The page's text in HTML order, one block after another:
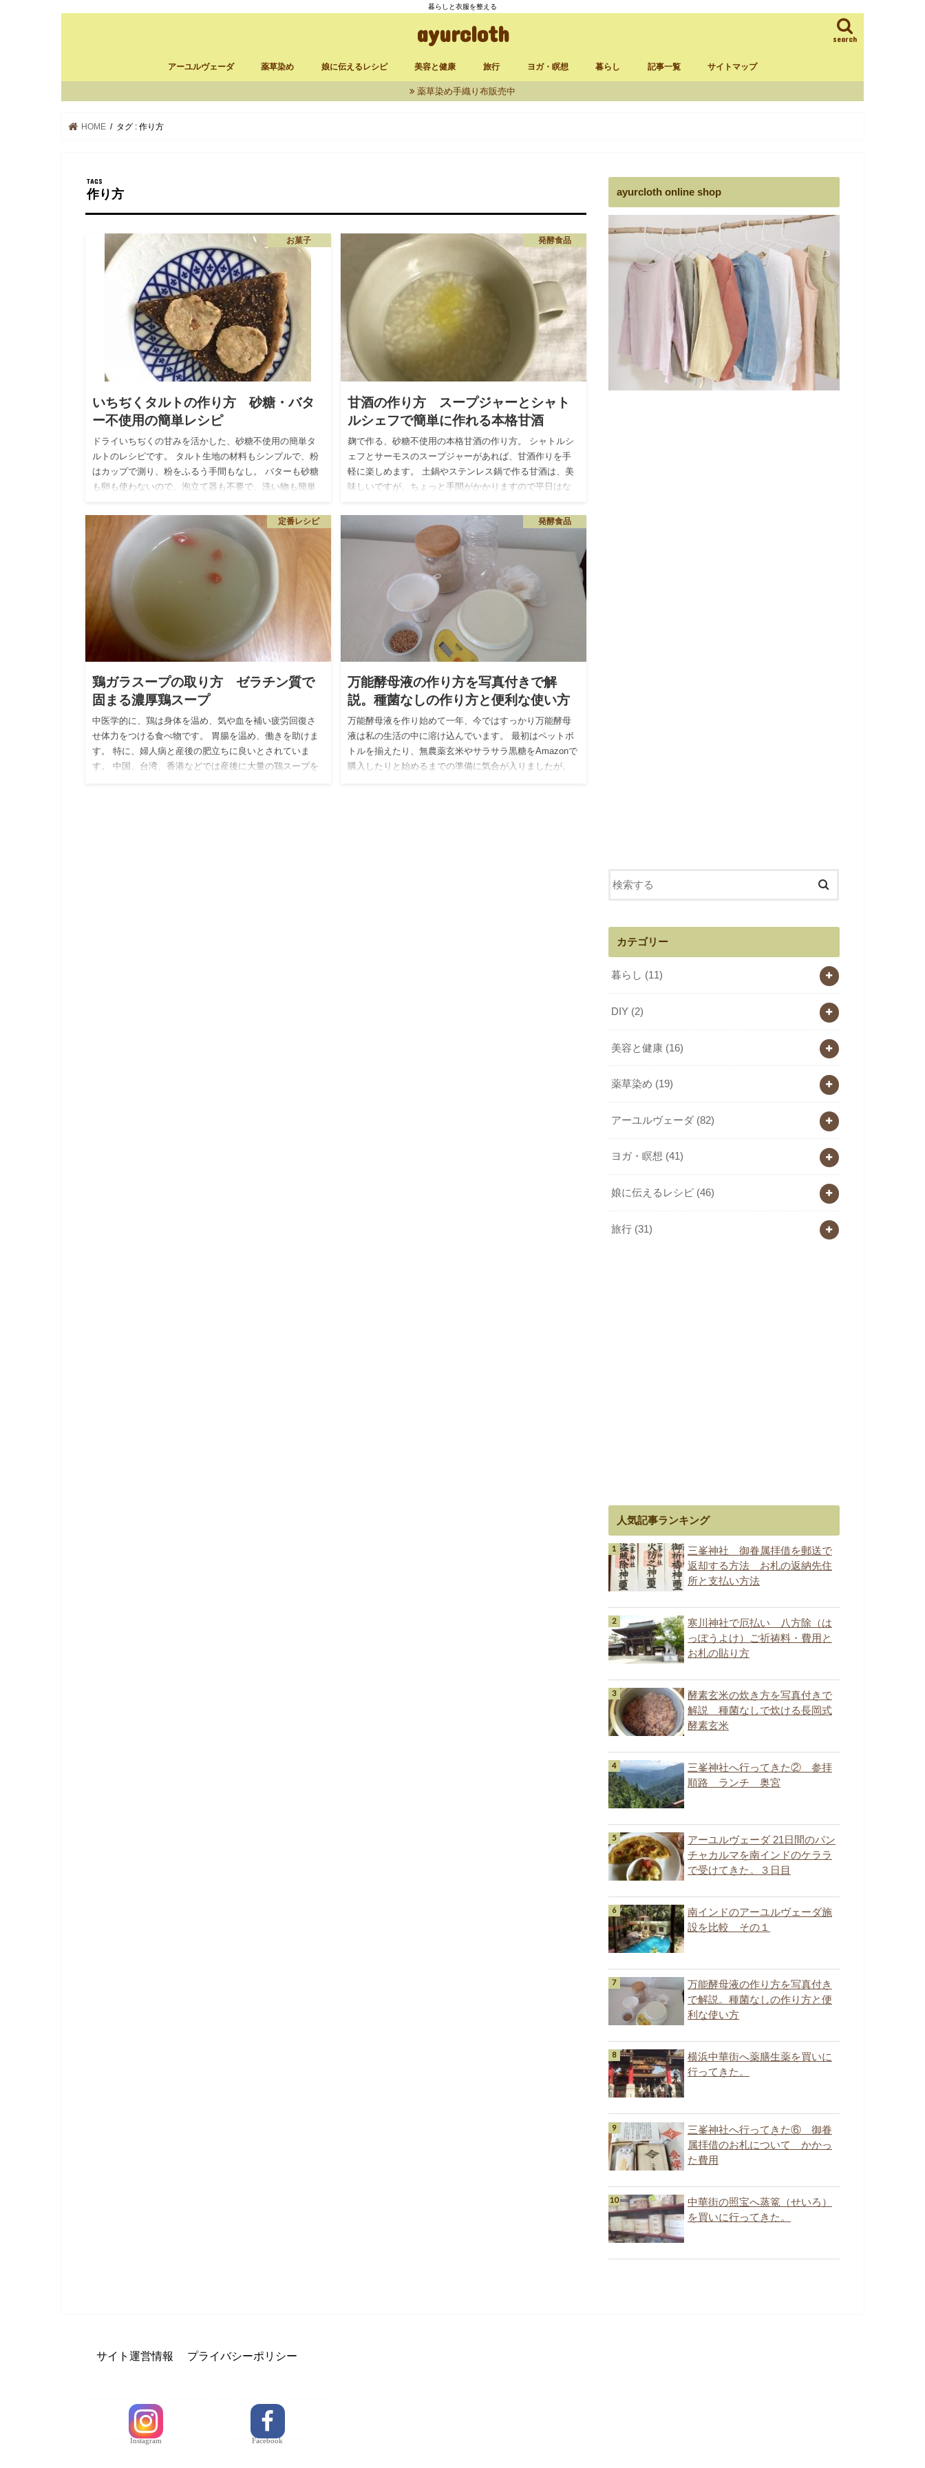
暮らしと衣服を整える
ayurcloth search
アーユルヴェーダ 薬草染め 娘に伝えるレシピ 美容と健康
からだに良いもの
セルフケア
旅行
台湾
三峯神社
大分・熊本
ヨガ・瞑想 暮らし 記事一覧 サイトマップ
薬草染め手織り布販売中
HOME タグ : 作り方
作り方
お菓子
いちぢくタルトの作り方 砂糖・バタ
ー不使用の簡単レシピ
ドライいちぢくの甘みを活かした、砂糖不使用の簡単タ
ルトのレシピです。 タルト生地の材料もシンプルで、粉
はカップで測り、粉をふるう手間もなし。 バターも砂糖
も卵も使わないので、泡立て器も不要で、洗い物も簡単
発酵食品
甘酒の作り方 スープジャーとシャト
ルシェフで簡単に作れる本格甘酒
麹で作る、砂糖不使用の本格甘酒の作り方。 シャトルシ
ェフとサーモスのスープジャーがあれば、甘酒作りを手
軽に楽しめます。 土鍋やステンレス鍋で作る甘酒は、美
味しいですが、ちょっと手間がかかりますので平日はな
定番レシピ
鶏ガラスープの取り方 ゼラチン質で
固まる濃厚鶏スープ
中医学的に、鶏は身体を温め、気や血を補い疲労回復さ
せ体力をつける食べ物です。 胃腸を温め、働きを助けま
す。 特に、婦人病と産後の肥立ちに良いとされていま
す。 中国、台湾、香港などでは産後に大量の鶏スープを
発酵食品
万能酵母液の作り方を写真付きで解
説。種菌なしの作り方と便利な使い方
万能酵母液を作り始めて一年、今ではすっかり万能酵母
液は私の生活の中に溶け込んでいます。 最初はペットボ
トルを揃えたり、無農薬玄米やサラサラ黒糖をAmazonで
購入したりと始めるまでの準備に気合が入りましたが、
ayurcloth online shop
カテゴリー
暮らし (11)
DIY (2)
美容と健康 (16)
薬草染め (19)
アーユルヴェーダ (82)
ヨガ・瞑想 (41)
娘に伝えるレシピ (46)
旅行 (31)
人気記事ランキング
三峯神社 御眷属拝借を郵送で
返却する方法 お札の返納先住
所と支払い方法
寒川神社で厄払い 八方除（は
っぽうよけ）ご祈祷料・費用と
お札の貼り方
酵素玄米の炊き方を写真付きで
解説 種菌なしで炊ける長岡式
酵素玄米
三峯神社へ行ってきた② 参拝
順路 ランチ 奥宮
アーユルヴェーダ 21日間のパン
チャカルマを南インドのケララ
で受けてきた。３日目
南インドのアーユルヴェーダ施
設を比較 その１
万能酵母液の作り方を写真付き
で解説。種菌なしの作り方と便
利な使い方
横浜中華街へ薬膳生薬を買いに
行ってきた。
三峯神社へ行ってきた⑥ 御眷
属拝借のお札について かかっ
た費用
中華街の照宝へ蒸篭（せいろ）
を買いに行ってきた。
サイト運営情報 プライバシーポリシー
Instagram Facebook